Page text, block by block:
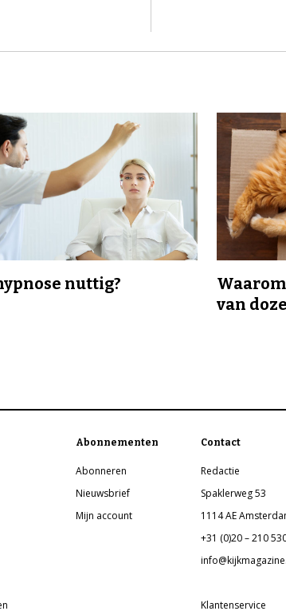
nuttig?
van
Abonnementen
Abonneren
Nieuwsbrief
Mijn account
Contact
Redactie
Spaklerweg 53
1114 AE
+31 (0)20 – 210
Klantenservice